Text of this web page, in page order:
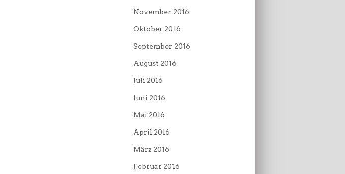
November 2016
Oktober 2016
September 2016
August 2016
Juli 2016
Juni 2016
Mai 2016
April 2016
März 2016
Februar 2016